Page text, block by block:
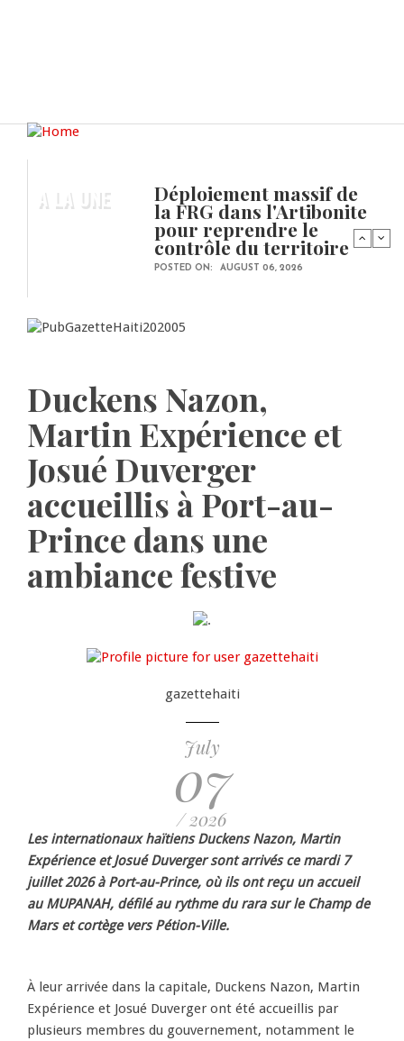
A LA UNE Déploiement massif de
la FRG dans l'Artibonite
pour reprendre le
contrôle du territoire
POSTED ON: AUGUST 06, 2026
Duckens Nazon,
Martin Expérience et
Josué Duverger
accueillis à Port-au-
Prince dans une
ambiance festive
gazettehaiti
July
07
/ 2026
Les internationaux haïtiens Duckens Nazon, Martin
Expérience et Josué Duverger sont arrivés ce mardi 7
juillet 2026 à Port-au-Prince, où ils ont reçu un accueil
au MUPANAH, défilé au rythme du rara sur le Champ de
Mars et cortège vers Pétion-Ville.
À leur arrivée dans la capitale, Duckens Nazon, Martin
Expérience et Josué Duverger ont été accueillis par
plusieurs membres du gouvernement, notamment le